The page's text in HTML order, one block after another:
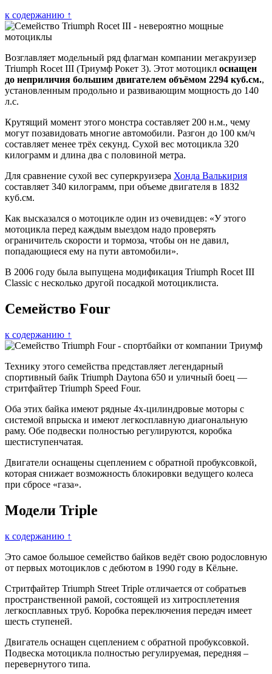
к содержанию ↑
Возглавляет модельный ряд флагман компании мегакруизер
Triumph Rocet III (Триумф Рокет 3). Этот мотоцикл оснащен
до неприличия большим двигателем объёмом 2294 куб.см.,
установленным продольно и развивающим мощность до 140
л.с.
Крутящий момент этого монстра составляет 200 н.м., чему
могут позавидовать многие автомобили. Разгон до 100 км/ч
составляет менее трёх секунд. Сухой вес мотоцикла 320
килограмм и длина два с половиной метра.
Для сравнение сухой вес суперкруизера Хонда Валькирия
составляет 340 килограмм, при объеме двигателя в 1832
куб.см.
Как высказался о мотоцикле один из очевидцев: «У этого
мотоцикла перед каждым выездом надо проверять
ограничитель скорости и тормоза, чтобы он не давил,
попадающиеся ему на пути автомобили».
В 2006 году была выпущена модификация Triumph Rocet III
Classic с несколько другой посадкой мотоциклиста.
Семейство Four
к содержанию ↑
Технику этого семейства представляет легендарный
спортивный байк Triumph Daytona 650 и уличный боец —
стритфайтер Triumph Speed Four.
Оба этих байка имеют рядные 4х-цилиндровые моторы с
системой впрыска и имеют легкосплавную диагональную
раму. Обе подвески полностью регулируются, коробка
шестиступенчатая.
Двигатели оснащены сцеплением с обратной пробуксовкой,
которая снижает возможность блокировки ведущего колеса
при сбросе «газа».
Модели Triple
к содержанию ↑
Это самое большое семейство байков ведёт свою родословную
от первых мотоциклов с дебютом в 1990 году в Кёльне.
Стритфайтер Triumph Street Triple отличается от собратьев
пространственной рамой, состоящей из хитросплетения
легкосплавных труб. Коробка переключения передач имеет
шесть ступеней.
Двигатель оснащен сцеплением с обратной пробуксовкой.
Подвеска мотоцикла полностью регулируемая, передняя –
перевернутого типа.